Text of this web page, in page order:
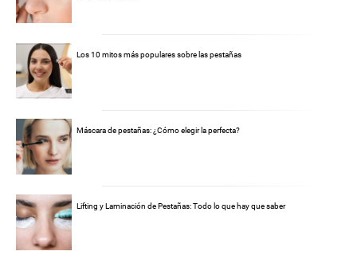
Los 10 mitos más populares sobre las pestañas
Máscara de pestañas: ¿Cómo elegir la perfecta?
Lifting y Laminación de Pestañas: Todo lo que hay que saber